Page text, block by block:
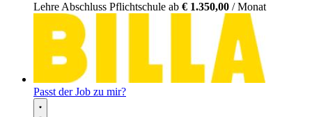
LehreAbschluss Pflichtschule ab € 1.350,00 / Monat
Passt der Job zu mir?